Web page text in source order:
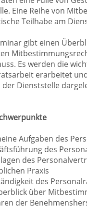
Eine Reihe von
Teilhabe am
gibt einen
Es werden die
erarbeitet
Dienststelle
Aufgaben des
des
des
Praxis
des
über
der